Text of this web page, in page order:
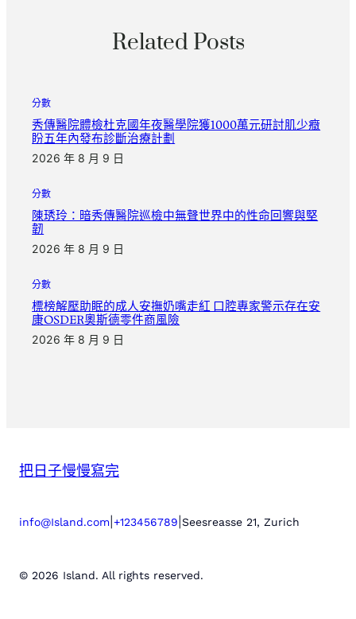
Related Posts
分數
秀傳醫院體檢杜克國年夜醫學院獲1000萬元研討肌少癥
盼五年內發布診斷治療計劃
2026 年 8 月 9 日
分數
陳琇玲：暗秀傳醫院巡檢中無聲世界中的性命回響與堅
韌
2026 年 8 月 9 日
分數
標榜解壓助眠的成人安撫奶嘴走紅 口腔專家警示存在安
康OSDER奧斯德零件商風險
2026 年 8 月 9 日
把日子慢慢寫完
info@Island.com +123456789 Seesreasse 21, Zurich
© 2026 Island. All rights reserved.